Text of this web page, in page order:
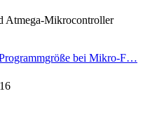
Atmega-Mikrocontroller
bei Mikro-F…